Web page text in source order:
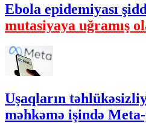
Ebola epidemiyası
mutasiyaya uğramış
Uşaqların
məhkəmə işində